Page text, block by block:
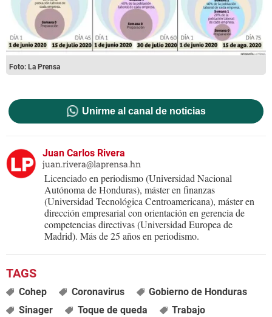
Foto: La Prensa
Unirme al canal de noticias
Juan Carlos Rivera
juan.rivera@laprensa.hn
Licenciado en periodismo (Universidad Nacional
Autónoma de Honduras), máster en finanzas
(Universidad Tecnológica Centroamericana), máster en
dirección empresarial con orientación en gerencia de
competencias directivas (Universidad Europea de
Madrid). Más de 25 años en periodismo.
Cohep Coronavirus
Gobierno de Honduras
Sinager
Toque de queda Trabajo